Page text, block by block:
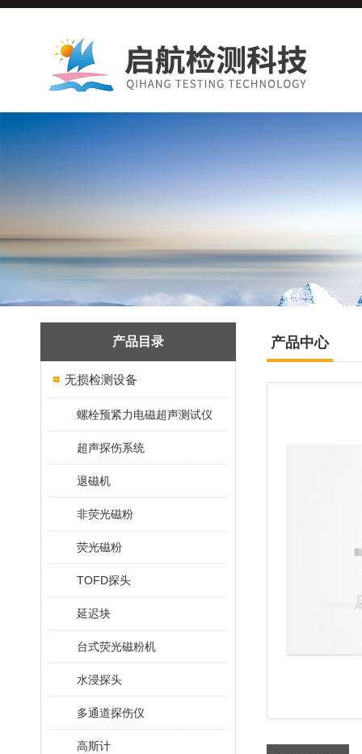
产品目录
无损检测设备
螺栓预紧力电磁超声测试仪
超声探伤系统
退磁机
非荧光磁粉
荧光磁粉
TOFD探头
延迟块
台式荧光磁粉机
水浸探头
多通道探伤仪
高斯计
产品中心